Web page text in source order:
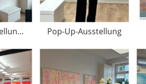
Pop-Up-Ausstellung Januar 2026 Pop-Up-Ausstellung